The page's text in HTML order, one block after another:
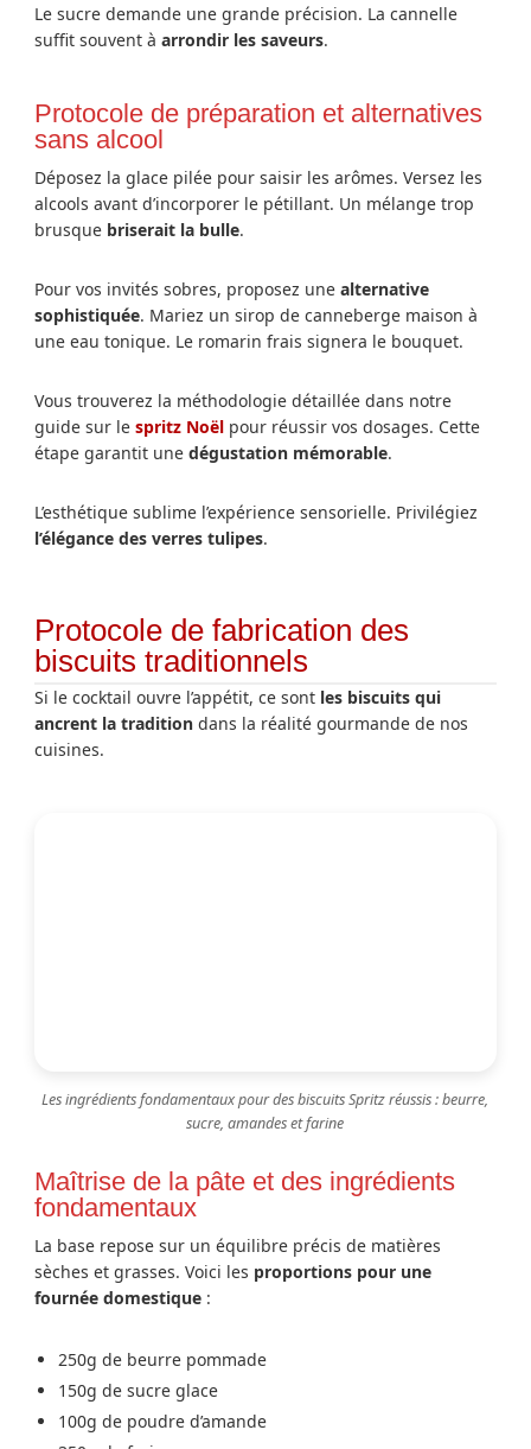
Le sucre demande une grande précision. La cannelle
suffit souvent à arrondir les saveurs.
Protocole de préparation et alternatives
sans alcool
Déposez la glace pilée pour saisir les arômes. Versez les
alcools avant d’incorporer le pétillant. Un mélange trop
brusque briserait la bulle.
Pour vos invités sobres, proposez une alternative
sophistiquée. Mariez un sirop de canneberge maison à
une eau tonique. Le romarin frais signera le bouquet.
Vous trouverez la méthodologie détaillée dans notre
guide sur le spritz Noëlpour réussir vos dosages. Cette
étape garantit une dégustation mémorable.
L’esthétique sublime l’expérience sensorielle. Privilégiez
l’élégance des verres tulipes.
Protocole de fabrication des
biscuits traditionnels
Si le cocktail ouvre l’appétit, ce sont les biscuits qui
ancrent la traditiondans la réalité gourmande de nos
cuisines.
Les ingrédients fondamentaux pour des biscuits Spritz réussis : beurre,
sucre, amandes et farine
Maîtrise de la pâte et des ingrédients
fondamentaux
La base repose sur un équilibre précis de matières
sèches et grasses. Voici les proportions pour une
fournée domestique:
250g de beurre pommade
150g de sucre glace
100g de poudre d’amande